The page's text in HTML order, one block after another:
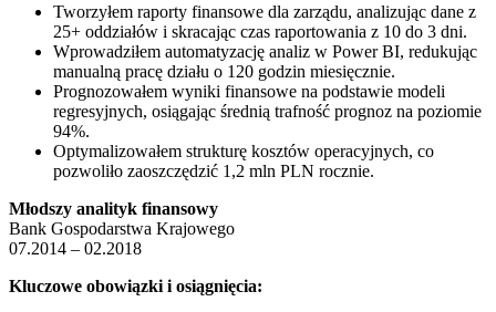
Tworzyłem raporty finansowe dla zarządu, analizując dane z
25+ oddziałów i skracając czas raportowania z 10 do 3 dni.
Wprowadziłem automatyzację analiz w Power BI, redukując
manualną pracę działu o 120 godzin miesięcznie.
Prognozowałem wyniki finansowe na podstawie modeli
regresyjnych, osiągając średnią trafność prognoz na poziomie
94%.
Optymalizowałem strukturę kosztów operacyjnych, co
pozwoliło zaoszczędzić 1,2 mln PLN rocznie.
Młodszy analityk finansowy
Bank Gospodarstwa Krajowego
07.2014 – 02.2018
Kluczowe obowiązki i osiągnięcia: